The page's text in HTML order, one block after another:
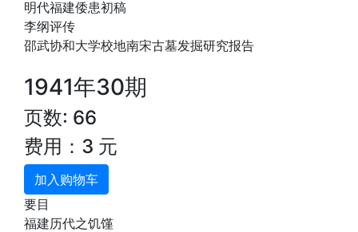
明代福建倭患初稿
李纲评传
邵武协和大学校地南宋古墓发掘研究报告
1941年30期
页数: 66
费用：3 元
加入购物车
要目
福建历代之饥馑